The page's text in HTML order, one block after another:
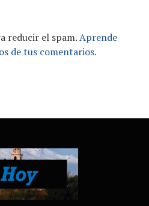
reducir el spam.Aprende
de tus comentarios.